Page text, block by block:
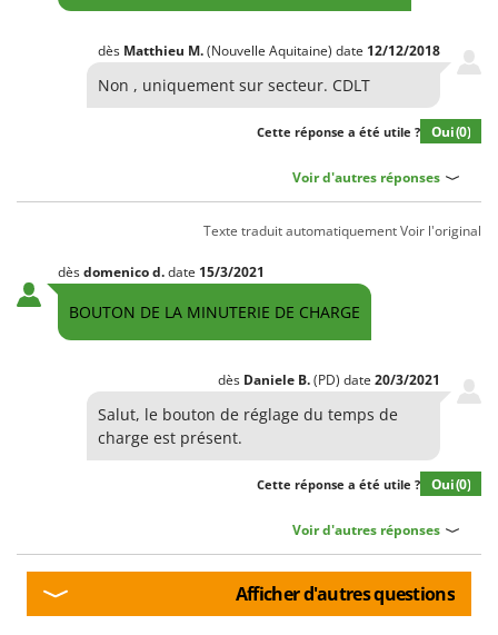
dès Matthieu M.(Nouvelle Aquitaine) date 12/12/2018
Non , uniquement sur secteur. CDLT
Cette réponse a été utile ? Oui(0)
Voir d'autres réponses
Texte traduit automatiquementVoir l'original
dèsdomenicod.date 15/3/2021
BOUTON DE LA MINUTERIE DE CHARGE
dès Daniele B.(PD) date 20/3/2021
Salut, le bouton de réglage du temps de
charge est présent.
Cette réponse a été utile ? Oui(0)
Voir d'autres réponses
Afficher d'autres questions